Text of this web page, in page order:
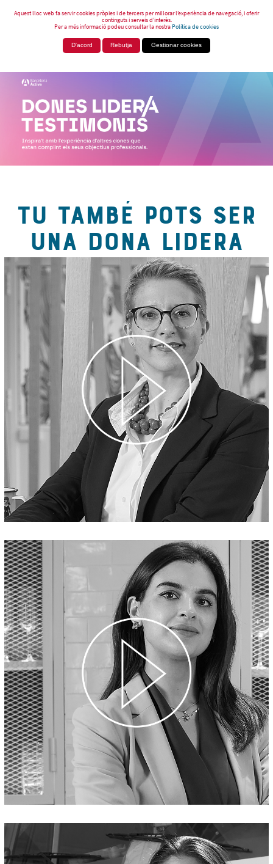
Aquest lloc web fa servir cookies pròpies i de tercers per millorar l’experiència de navegació, i oferir
continguts i serveis d’interès.
Per a més informació podeu consultar la nostraPolítica de cookies
D'acord Rebutja Gestionar cookies
TU TAMBÉ POTS SER
UNA DONA LIDERA